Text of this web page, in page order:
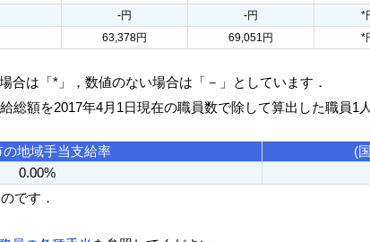
-円 -円 *
63,378円 69,051円 *
合は「*」，数値のない場合は「－」としています．
総額を2017年4月1日現在の職員数で除して算出した職員1
の地域手当支給率
(
0.00%
です．